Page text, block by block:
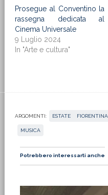
Prosegue al Conventino la
rassegna dedicata al
Cinema Universale
9 Luglio 2024
In "Arte e cultura"
ARGOMENTI: ESTATE FIORENTINA
MUSICA
Potrebbero interessarti anche